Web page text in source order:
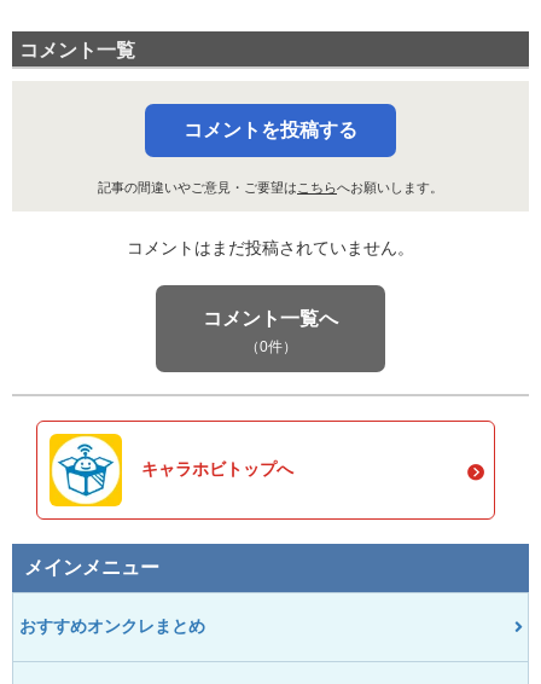
コメント一覧
コメントを投稿する
記事の間違いやご意見・ご要望は こちらへお願いします。
コメントはまだ投稿されていません。
コメント一覧へ
（0件）
キャラホビトップへ
メインメニュー
おすすめオンクレまとめ